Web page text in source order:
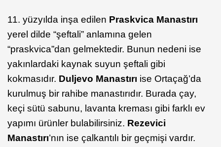
11. yüzyılda inşa edilen Praskvica Manastırı
yerel dilde “şeftali” anlamına gelen
“praskvica”dan gelmektedir. Bunun nedeni ise
yakınlardaki kaynak suyun şeftali gibi
kokmasıdır. Duljevo Manastırı ise Ortaçağ’da
kurulmuş bir rahibe manastırıdır. Burada çay,
keçi sütü sabunu, lavanta kreması gibi farklı ev
yapımı ürünler bulabilirsiniz. Rezevici
Manastırı’nın ise çalkantılı bir geçmişi vardır.